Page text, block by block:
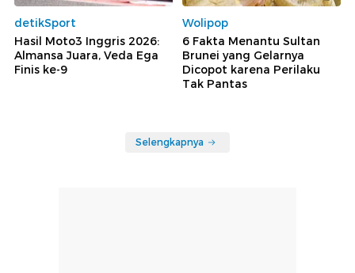
detikSport
Hasil Moto3 Inggris 2026:
Almansa Juara, Veda Ega
Finis ke-9
Wolipop
6 Fakta Menantu Sultan
Brunei yang Gelarnya
Dicopot karena Perilaku
Tak Pantas
Selengkapnya